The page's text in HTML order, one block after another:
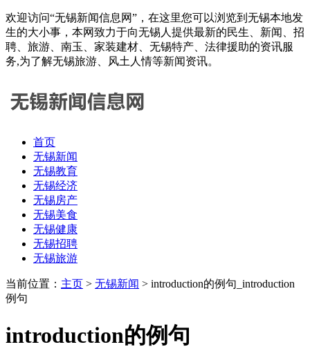
欢迎访问“无锡新闻信息网”，在这里您可以浏览到无锡本地发
生的大小事，本网致力于向无锡人提供最新的民生、新闻、招
聘、旅游、南玉、家装建材、无锡特产、法律援助的资讯服
务,为了解无锡旅游、风土人情等新闻资讯。
首页
无锡新闻
无锡教育
无锡经济
无锡房产
无锡美食
无锡健康
无锡招聘
无锡旅游
当前位置： 主页 > 无锡新闻 > introduction的例句_introduction
例句
introduction的例句